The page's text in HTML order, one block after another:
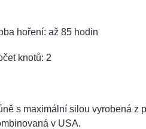
hoření: až 85 hodin
knotů: 2
s maximální silou vyrobená z
v USA.